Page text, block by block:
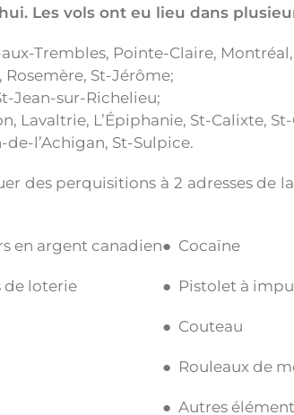
Les vols ont eu lieu dans
Trembles, Pointe-Claire,
St-Jérôme;
Jean-sur-Richelieu;
Lavaltrie, L’Épiphanie, St-Calixte,
l’Achigan, St-Sulpice.
des perquisitions à 2 adresses de
en argent canadien
de loterie
● Cocaïne
● Pistolet à
● Couteau
● Rouleaux de
● Autres